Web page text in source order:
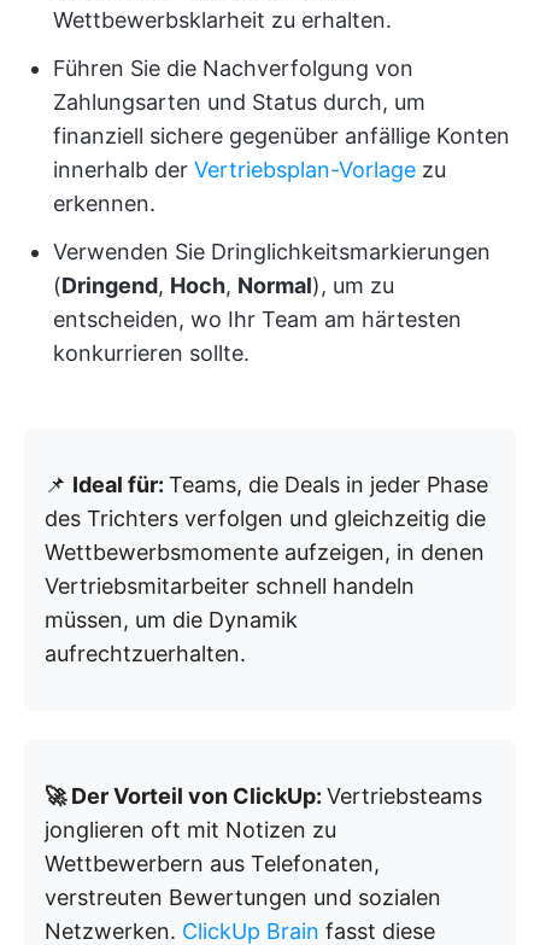
Wettbewerbsklarheit zu erhalten.
Führen Sie die Nachverfolgung von
Zahlungsarten und Status durch, um
finanziell sichere gegenüber anfällige Konten
innerhalb der Vertriebsplan-Vorlage zu
erkennen.
Verwenden Sie Dringlichkeitsmarkierungen
(Dringend, Hoch, Normal), um zu
entscheiden, wo Ihr Team am härtesten
konkurrieren sollte.
📌 Ideal für: Teams, die Deals in jeder Phase
des Trichters verfolgen und gleichzeitig die
Wettbewerbsmomente aufzeigen, in denen
Vertriebsmitarbeiter schnell handeln
müssen, um die Dynamik
aufrechtzuerhalten.
🚀 Der Vorteil von ClickUp: Vertriebsteams
jonglieren oft mit Notizen zu
Wettbewerbern aus Telefonaten,
verstreuten Bewertungen und sozialen
Netzwerken. ClickUp Brain fasst diese